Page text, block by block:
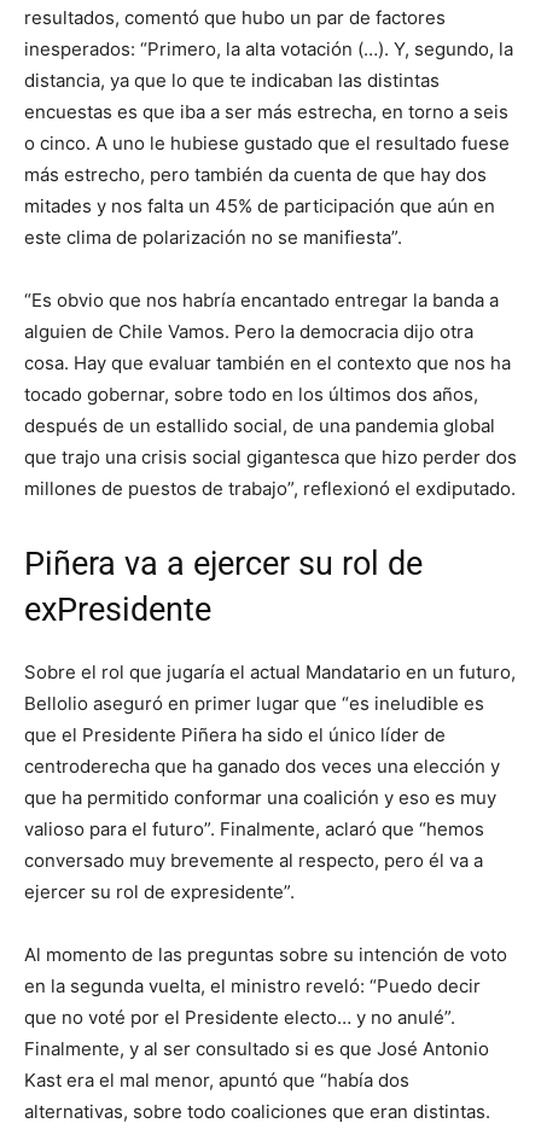
resultados, comentó que hubo un par de factores
inesperados: “Primero, la alta votación (…). Y, segundo, la
distancia, ya que lo que te indicaban las distintas
encuestas es que iba a ser más estrecha, en torno a seis
o cinco. A uno le hubiese gustado que el resultado fuese
más estrecho, pero también da cuenta de que hay dos
mitades y nos falta un 45% de participación que aún en
este clima de polarización no se manifiesta”.
“Es obvio que nos habría encantado entregar la banda a
alguien de Chile Vamos. Pero la democracia dijo otra
cosa. Hay que evaluar también en el contexto que nos ha
tocado gobernar, sobre todo en los últimos dos años,
después de un estallido social, de una pandemia global
que trajo una crisis social gigantesca que hizo perder dos
millones de puestos de trabajo”, reflexionó el exdiputado.
Piñera va a ejercer su rol de
exPresidente
Sobre el rol que jugaría el actual Mandatario en un futuro,
Bellolio aseguró en primer lugar que “es ineludible es
que el Presidente Piñera ha sido el único líder de
centroderecha que ha ganado dos veces una elección y
que ha permitido conformar una coalición y eso es muy
valioso para el futuro”. Finalmente, aclaró que “hemos
conversado muy brevemente al respecto, pero él va a
ejercer su rol de expresidente”.
Al momento de las preguntas sobre su intención de voto
en la segunda vuelta, el ministro reveló: “Puedo decir
que no voté por el Presidente electo… y no anulé”.
Finalmente, y al ser consultado si es que José Antonio
Kast era el mal menor, apuntó que “había dos
alternativas, sobre todo coaliciones que eran distintas.